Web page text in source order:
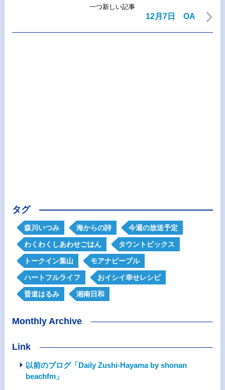
一つ新しい記事
12月7日 OA
タグ
森川いつみ 海からの詩 今週の放送予定
わくわくしあわせごはん タウントピックス
トークイン葉山 モアナピープル
ハートフルライフ おイシイ幸せレシピ
晋道はるみ 湘南日和
Monthly Archive
Link
以前のブログ「Daily Zushi-Hayama by shonan
beachfm」